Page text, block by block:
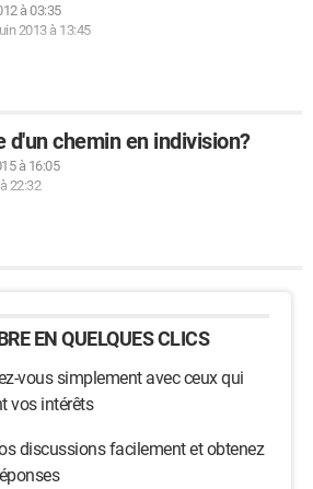
à 03:35
2013 à 13:45
d'un chemin en indivision?
à 16:05
22:32
EN QUELQUES CLICS
vous simplement avec ceux qui
vos intérêts
discussions facilement et obtenez